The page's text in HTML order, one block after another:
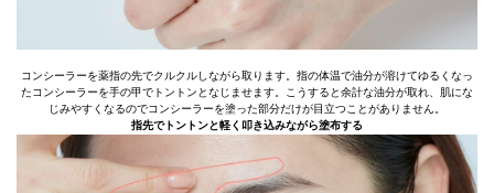
コンシーラーを薬指の先でクルクルしながら取ります。指の体温で油分が溶けてゆるくなっ
たコンシーラーを手の甲でトントンとなじませます。こうすると余計な油分が取れ、肌にな
じみやすくなるのでコンシーラーを塗った部分だけが目立つことがありません。
指先でトントンと軽く叩き込みながら塗布する